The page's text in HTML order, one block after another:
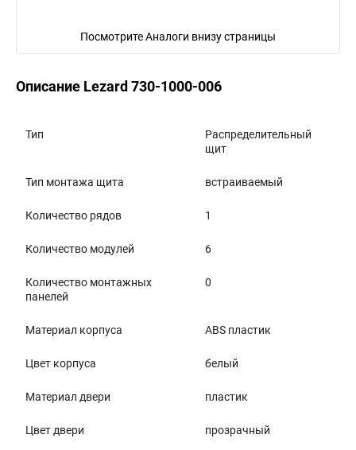
Посмотрите Аналоги внизу страницы
Описание Lezard 730-1000-006
Тип
Распределительный
щит
Тип монтажа щита встраиваемый
Количество рядов 1
Количество модулей 6
Количество монтажных
панелей
0
Материал корпуса АВS пластик
Цвет корпуса белый
Материал двери пластик
Цвет двери прозрачный